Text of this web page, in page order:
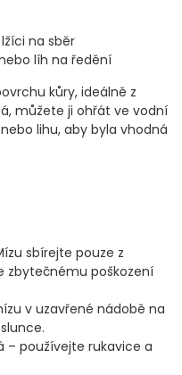
na sběr
líh na ředění
kůry, ideálně z
můžete ji ohřát ve vodní
lihu, aby byla vhodná
sbírejte pouze z
zbytečnému poškození
v uzavřené nádobě na
– používejte rukavice a